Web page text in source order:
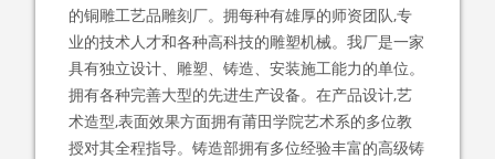
的铜雕工艺品雕刻厂。拥每种有雄厚的师资团队,专
业的技术人才和各种高科技的雕塑机械。我厂是一家
具有独立设计、雕塑、铸造、安装施工能力的单位。
拥有各种完善大型的先进生产设备。在产品设计,艺
术造型,表面效果方面拥有莆田学院艺术系的多位教
授对其全程指导。铸造部拥有多位经验丰富的高级铸